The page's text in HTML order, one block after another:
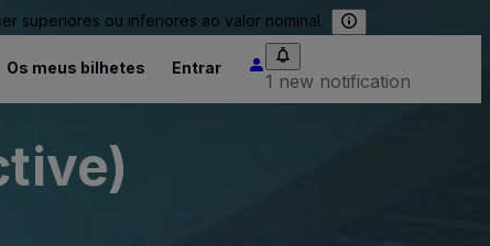
superiores ou inferiores ao valor nominal.
Os meus bilhetes Entrar
1 new notification